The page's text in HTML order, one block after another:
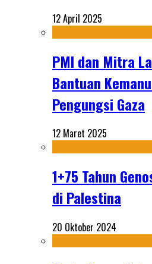
12 April 2025
PMI dan Mitra
Bantuan
Pengungsi Gaza
12 Maret 2025
1+75 Tahun
di Palestina
20 Oktober 2024